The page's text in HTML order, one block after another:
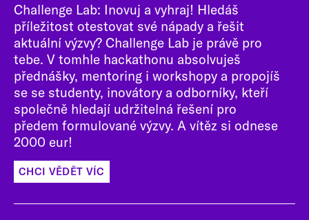
Challenge Lab: Inovuj a vyhraj! Hledáš
příležitost otestovat své nápady a řešit
aktuální výzvy? Challenge Lab je právě pro
tebe. V tomhle hackathonu absolvuješ
přednášky, mentoring i workshopy a propojíš
se se studenty, inovátory a odborníky, kteří
společně hledají udržitelná řešení pro
předem formulované výzvy. A vítěz si odnese
2000 eur!
CHCI VĚDĚT VÍC